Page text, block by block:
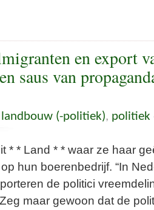
en export
saus van
landbouw (-politiek), politiek
* * Land * * waar ze haar
hun boerenbedrijf. “In
de politici
maar gewoon dat de